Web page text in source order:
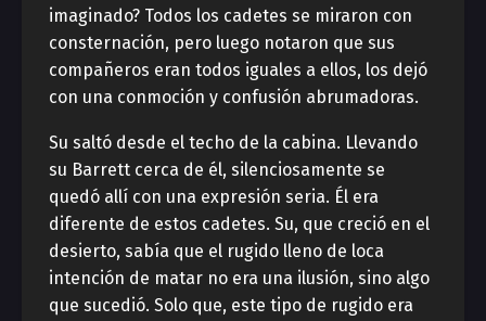
imaginado? Todos los cadetes se miraron con
consternación, pero luego notaron que sus
compañeros eran todos iguales a ellos, los dejó
con una conmoción y confusión abrumadoras.
Su saltó desde el techo de la cabina. Llevando
su Barrett cerca de él, silenciosamente se
quedó allí con una expresión seria. Él era
diferente de estos cadetes. Su, que creció en el
desierto, sabía que el rugido lleno de loca
intención de matar no era una ilusión, sino algo
que sucedió. Solo que, este tipo de rugido era